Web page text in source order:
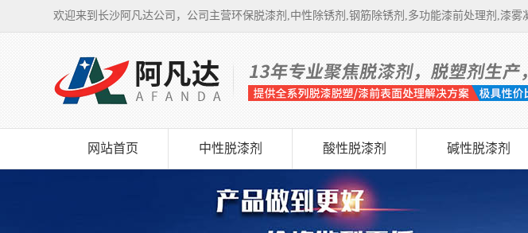
欢迎来到长沙阿凡达公司，公司主营环保脱漆剂,中性除锈剂,钢筋除锈剂,多功能漆前处理剂,漆雾
网站首页 中性脱漆剂 酸性脱漆剂 碱性脱漆剂